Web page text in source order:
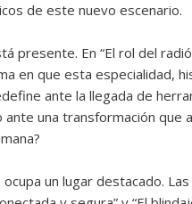
de este nuevo escenario.
presente. En “El rol del
en que esta especialidad,
ante la llegada de
una transformación que
un lugar destacado.